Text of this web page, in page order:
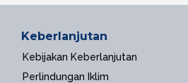
Keberlanjutan
Kebijakan Keberlanjutan
Perlindungan Iklim